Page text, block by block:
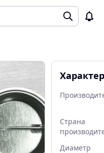
Страна
Диаметр